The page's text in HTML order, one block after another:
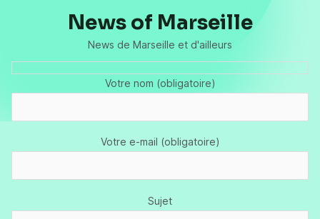
News of Marseille
News de Marseille et d'ailleurs
Votre nom (obligatoire)
Votre e-mail (obligatoire)
Sujet